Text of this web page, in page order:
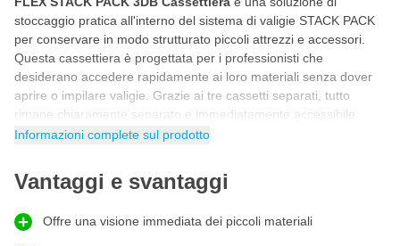
stoccaggio pratica all'interno del sistema di valigie STACK PACK
per conservare in modo strutturato piccoli attrezzi e accessori.
Questa cassettiera è progettata per i professionisti che
desiderano accedere rapidamente ai loro materiali senza dover
aprire o impilare valigie. Grazie ai tre cassetti separati, tutto
rimane chiaramente separato e immediatamente accessibile.
Questo supporta un metodo di lavoro efficiente e contribuisce a
in loco.
La FLEX STACK PACK 3DB Cassettierasi distingue per il suo
Informazioni complete sul prodotto
Vantaggi e svantaggi
Offre una visione immediata dei piccoli materiali